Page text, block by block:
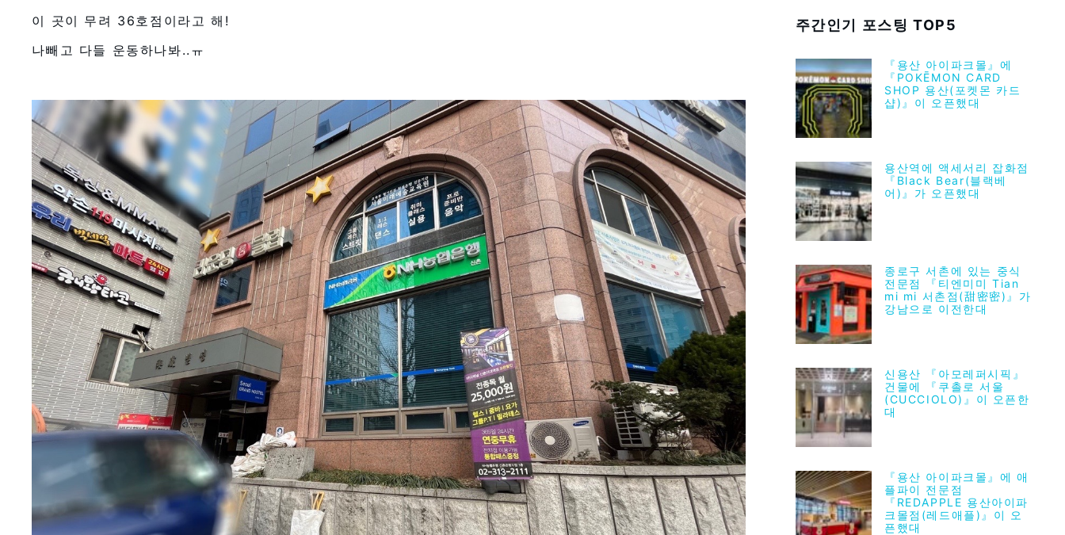
이 곳이 무려 36호점이라고 해!
나빼고 다들 운동하나봐..ㅠ
주간인기 포스팅 TOP5
『용산 아이파크몰』에
『POKĒMON CARD
SHOP 용산(포켓몬 카드
샵)』이 오픈했대
용산역에 액세서리 잡화점
『Black Bear(블랙베
어)』가 오픈했대
종로구 서촌에 있는 중식
전문점 『티엔미미 Tian
mi mi 서촌점(甜密密)』가
강남으로 이전한대
신용산 『아모레퍼시픽』
건물에 『쿠촐로 서울
(CUCCIOLO)』이 오픈한
대
『용산 아이파크몰』에 애
플파이 전문점
『REDAPPLE 용산아이파
크몰점(레드애플)』이 오
픈했대